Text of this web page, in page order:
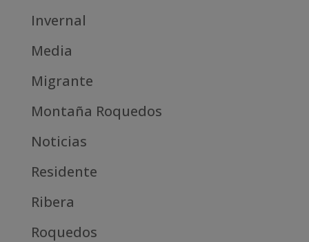
Invernal
Media
Migrante
Montaña Roquedos
Noticias
Residente
Ribera
Roquedos